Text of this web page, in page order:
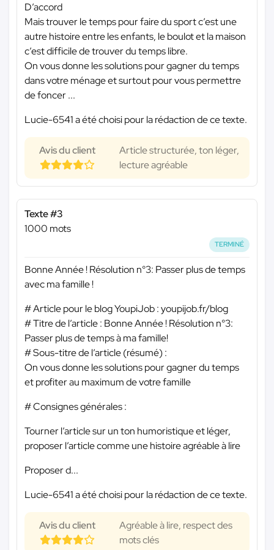
D’accord
Mais trouver le temps pour faire du sport c’est une
autre histoire entre les enfants, le boulot et la maison
c’est difficile de trouver du temps libre.
On vous donne les solutions pour gagner du temps
dans votre ménage et surtout pour vous permettre
de foncer ...
Lucie-6541 a été choisi pour la rédaction de ce texte.
Avis du client
Article structurée, ton léger,
lecture agréable
Texte #3
1000 mots
TERMINÉ
Bonne Année ! Résolution n°3: Passer plus de temps
avec ma famille !
# Article pour le blog YoupiJob : youpijob.fr/blog
# Titre de l’article : Bonne Année ! Résolution n°3:
Passer plus de temps à ma famille!
# Sous-titre de l’article (résumé) :
On vous donne les solutions pour gagner du temps
et profiter au maximum de votre famille
# Consignes générales :
Tourner l’article sur un ton humoristique et léger,
proposer l’article comme une histoire agréable à lire
Proposer d...
Lucie-6541 a été choisi pour la rédaction de ce texte.
Avis du client
Agréable à lire, respect des
mots clés